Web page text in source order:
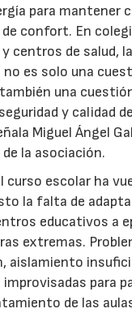
para mantener
de confort. En
centros de salud,
es solo una
una
y calidad
Miguel Ángel
la asociación.
curso escolar ha
la falta de
educativos a
extremas.
aislamiento
para
de las